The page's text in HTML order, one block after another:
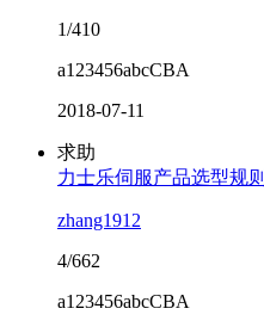
1/410
a123456abcCBA
2018-07-11
求助
力士乐伺服产品选型规则
zhang1912
4/662
a123456abcCBA